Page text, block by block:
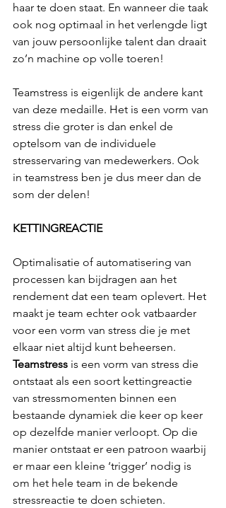
haar te doen staat. En wanneer die taak
ook nog optimaal in het verlengde ligt
van jouw persoonlijke talent dan draait
zo’n machine op volle toeren!
Teamstress is eigenlijk de andere kant
van deze medaille. Het is een vorm van
stress die groter is dan enkel de
optelsom van de individuele
stresservaring van medewerkers. Ook
in teamstress ben je dus meer dan de
som der delen!
KETTINGREACTIE
Optimalisatie of automatisering van
processen kan bijdragen aan het
rendement dat een team oplevert. Het
maakt je team echter ook vatbaarder
voor een vorm van stress die je met
elkaar niet altijd kunt beheersen.
Teamstress is een vorm van stress die
ontstaat als een soort kettingreactie
van stressmomenten binnen een
bestaande dynamiek die keer op keer
op dezelfde manier verloopt. Op die
manier ontstaat er een patroon waarbij
er maar een kleine ‘trigger’ nodig is
om het hele team in de bekende
stressreactie te doen schieten.